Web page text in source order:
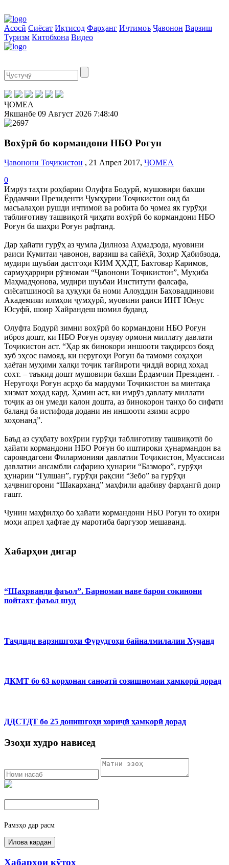
Асосӣ Сиёсат Иқтисод Фарҳанг Иҷтимоъ Ҷавонон Варзиш
Туризм Китобхона Видео
ҶОМЕА
Якшанбе 09 Август 2026 7:48:41
Вохӯрӣ бо кормандони НБО Роғун
Ҷавонони Тоҷикистон , 21 Апрел 2017, ҶОМЕА
0
Имрӯз таҳти роҳбарии Олуфта Бодурӣ, мушовири бахши
Ёрдамчии Президенти Ҷумҳурии Тоҷикистон оид ба
масъалаҳои рушди иҷтимоӣ ва робита бо ҷомеа як гурӯҳи
таблиғотиву ташвиқотӣ ҷиҳати вохӯрӣ бо кормандони НБО
Роғун ба шаҳри Роғун рафтанд.
Дар ҳайати гурӯҳ аз ҷумла Дилноза Аҳмадзода, муовини
раиси Кумитаи ҷавонон, варзиш ва сайёҳӣ, Зоҳир Ҳабибзода,
мудири шуъбаи дастгоҳи КИМ ҲХДТ, Бахтовар Каримов,
сармуҳаррири рӯзномаи “Ҷавонони Тоҷикистон”, Муҳиба
Маҳмадҷонова, мудири шуъбаи Институти фалсафа,
сиёсатшиносӣ ва ҳуқуқи ба номи Алоуддин Баҳоваддинови
Академияи илмҳои ҷумҳурӣ, муовини раиси ИНТ Юнус
Юсуфӣ, шоир Хайрандеш шомил буданд.
Олуфта Бодурӣ зимни вохӯрӣ бо кормандони НБО Роғун
иброз дошт, ки НБО Роғун орзуву ормони миллату давлати
Тоҷикистон аст. “Ҳар як бинокори иншооти тақдирсоз бояд
хуб эҳсос намояд, ки неругоҳи Роғун ба тамоми соҳаҳои
ҳаётан муҳими халқи тоҷик тағйироти ҷиддӣ ворид хоҳад
сохт. – таъкид дошт мушовири бахши Ёрдамчии Президент. -
Неругоҳи Роғун асрҳо ба мардуми Тоҷикистон ва минтақа
хизмат хоҳад кард. Ҳамин аст, ки имрӯз давлату миллати
тоҷик аз он умеди калон дошта, аз бинокорон танҳо бо сифати
баланд ба истифода додани ин иншооти азими асрро
хоҳонанд”.
Баъд аз суҳбату вохӯрии гурӯҳи таблиғотиву ташвиқотӣ бо
ҳайати кормандони НБО Роғун бо иштироки ҳунармандон ва
сарояндагони Филармонияи давлатии Тоҷикистон, Муассисаи
давлатии ансамбли сафарию ҳунарии “Базморо”, гурӯҳи
ҳунарии “Гулшан”, гурӯҳи рақсии “Зебо” ва гурӯҳи
ҳаҷвнигорони “Шакарханд” маҳфили адабиву фарҳангӣ доир
гашт.
Чунин маҳфилҳо бо ҳайати кормандони НБО Роғун то охири
моҳи апрел ҳафтае ду маротиба баргузор мешаванд.
Хабарҳои дигар
“Шаҳрванди фаъол”. Барномаи наве барои сокинони
пойтахт фаъол шуд
Таҷдиди варзишгоҳи Фурудгоҳи байналмилалии Хуҷанд
ДКМТ бо 63 корхонаи саноатӣ созишномаи ҳамкорӣ дорад
ДДСТДТ бо 25 донишгоҳи хориҷӣ ҳамкорӣ дорад
Эзоҳи худро нависед
Рамзҳо дар расм
Хабарҳои кӯтоҳ